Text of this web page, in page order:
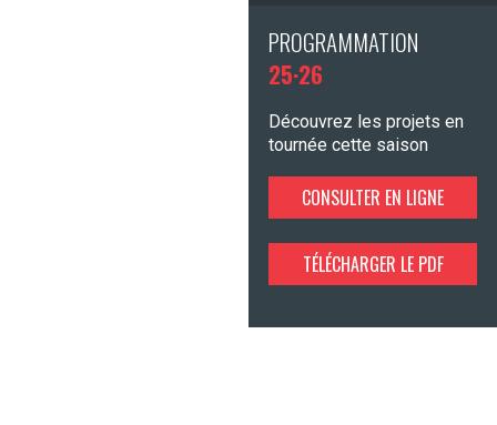
PROGRAMMATION
25·26
Découvrez les projets en
tournée cette saison
CONSULTER EN LIGNE
TÉLÉCHARGER LE PDF